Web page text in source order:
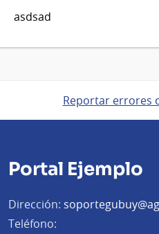
asdsad
Reportar errores
Portal Ejemplo
Dirección:
Teléfono: